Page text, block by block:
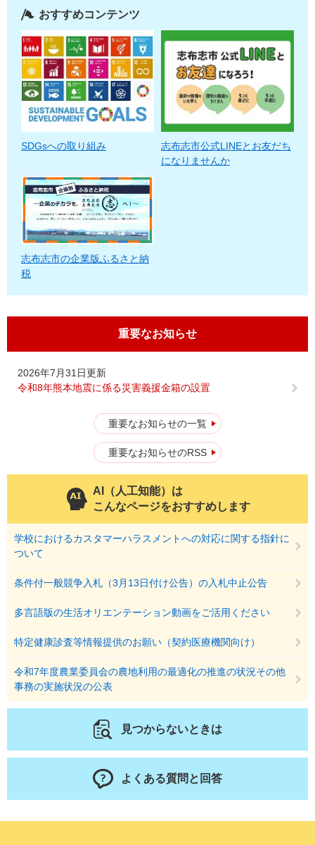
おすすめコンテンツ
SDGsへの取り組み
志布志市公式LINEとお友だち
になりませんか
志布志市の企業版ふるさと納
税
重要なお知らせ
2026年7月31日更新
令和8年熊本地震に係る災害義援金箱の設置
重要なお知らせの一覧
重要なお知らせのRSS
AI（人工知能）は
こんなページをおすすめします
学校におけるカスタマーハラスメントへの対応に関する指針に
ついて
条件付一般競争入札（3月13日付け公告）の入札中止公告
多言語版の生活オリエンテーション動画をご活用ください
特定健康診査等情報提供のお願い（契約医療機関向け）
令和7年度農業委員会の農地利用の最適化の推進の状況その他
事務の実施状況の公表
見つからないときは
よくある質問と回答